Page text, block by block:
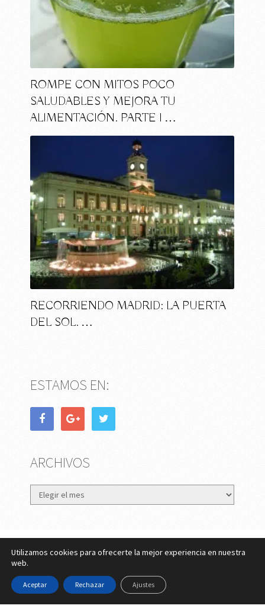
ROMPE CON MITOS POCO
SALUDABLES Y MEJORA TU
ALIMENTACIÓN. PARTE I …
RECORRIENDO MADRID: LA PUERTA
DEL SOL. …
ESTAMOS EN:
ARCHIVOS
Archivos
eMujer.com
Copyright © 2026.
Contactar ||Datos Legales y Privacidad
Cookies
Utilizamos cookies para ofrecerte la mejor experiencia en nuestra
web.
Aceptar Rechazar Ajustes